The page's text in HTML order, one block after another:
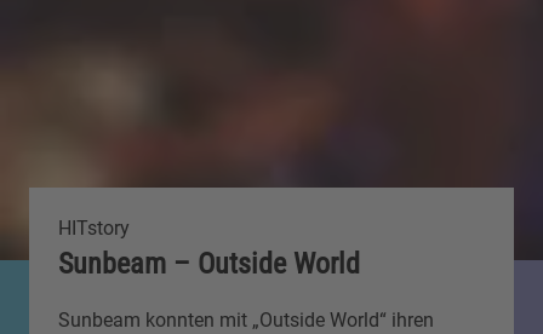
HITstory
Sunbeam – Outside World
Sunbeam konnten mit „Outside World“ ihren